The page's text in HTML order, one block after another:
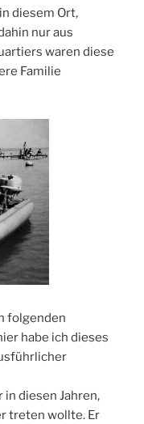
diesem Ort,
nur aus
waren diese
Familie
folgenden
habe ich dieses
diesen Jahren,
treten wollte. Er